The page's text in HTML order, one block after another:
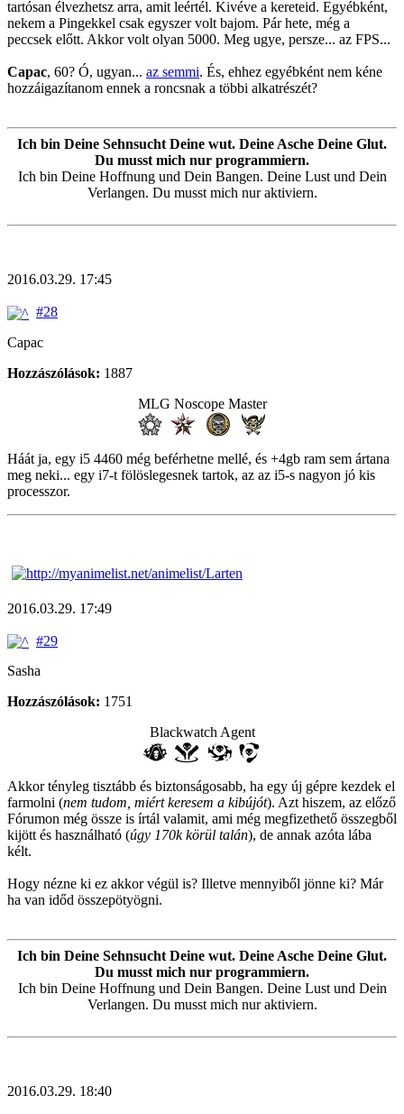
tartósan élvezhetsz arra, amit leértél. Kivéve a kereteid. Egyébként,
nekem a Pingekkel csak egyszer volt bajom. Pár hete, még a
peccsek előtt. Akkor volt olyan 5000. Meg ugye, persze... az FPS...
Capac, 60? Ó, ugyan... az semmi. És, ehhez egyébként nem kéne
hozzáigazítanom ennek a roncsnak a többi alkatrészét?
Ich bin Deine Sehnsucht Deine wut. Deine Asche Deine Glut.
Du musst mich nur programmiern.
Ich bin Deine Hoffnung und Dein Bangen. Deine Lust und Dein
Verlangen. Du musst mich nur aktiviern.
2016.03.29. 17:45
#28
Capac
Hozzászólások: 1887
MLG Noscope Master
Háát ja, egy i5 4460 még beférhetne mellé, és +4gb ram sem ártana
meg neki... egy i7-t fölöslegesnek tartok, az az i5-s nagyon jó kis
processzor.
2016.03.29. 17:49
#29
Sasha
Hozzászólások: 1751
Blackwatch Agent
Akkor tényleg tisztább és biztonságosabb, ha egy új gépre kezdek el
farmolni (nem tudom, miért keresem a kibújót). Azt hiszem, az előző
Fórumon még össze is írtál valamit, ami még megfizethető összegből
kijött és használható (úgy 170k körül talán), de annak azóta lába
kélt.
Hogy nézne ki ez akkor végül is? Illetve mennyiből jönne ki? Már
ha van időd összepötyögni.
Ich bin Deine Sehnsucht Deine wut. Deine Asche Deine Glut.
Du musst mich nur programmiern.
Ich bin Deine Hoffnung und Dein Bangen. Deine Lust und Dein
Verlangen. Du musst mich nur aktiviern.
2016.03.29. 18:40